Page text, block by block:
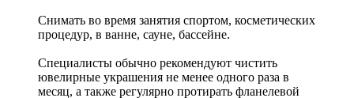
Снимать во время занятия спортом, косметических
процедур, в ванне, сауне, бассейне.
Специалисты обычно рекомендуют чистить
ювелирные украшения не менее одного раза в
месяц, а также регулярно протирать фланелевой